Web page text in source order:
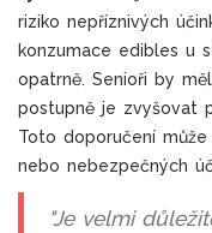
riziko nepříznivých
konzumace edibles u
opatrně. Senioři by
postupně je zvyšovat
Toto doporučení
nebo nebezpečných
"Je velmi